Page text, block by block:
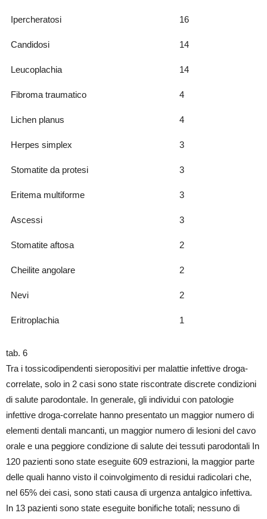
Ipercheratosi 16
Candidosi 14
Leucoplachia 14
Fibroma traumatico 4
Lichen planus 4
Herpes simplex 3
Stomatite da protesi 3
Eritema multiforme 3
Ascessi 3
Stomatite aftosa 2
Cheilite angolare 2
Nevi 2
Eritroplachia 1
tab. 6
Tra i tossicodipendenti sieropositivi per malattie infettive droga-
correlate, solo in 2 casi sono state riscontrate discrete condizioni
di salute parodontale. In generale, gli individui con patologie
infettive droga-correlate hanno presentato un maggior numero di
elementi dentali mancanti, un maggior numero di lesioni del cavo
orale e una peggiore condizione di salute dei tessuti parodontali In
120 pazienti sono state eseguite 609 estrazioni, la maggior parte
delle quali hanno visto il coinvolgimento di residui radicolari che,
nel 65% dei casi, sono stati causa di urgenza antalgico infettiva.
In 13 pazienti sono state eseguite bonifiche totali; nessuno di